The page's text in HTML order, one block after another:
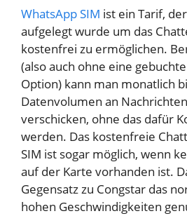
WhatsApp SIM ist ein Tarif,
aufgelegt wurde um das
kostenfrei zu ermöglichen.
(also auch ohne eine
Option) kann man monatlich
Datenvolumen an
verschicken, ohne das dafür
werden. Das kostenfreie
SIM ist sogar möglich, wenn
auf der Karte vorhanden ist.
Gegensatz zu Congstar das
hohen Geschwindigkeiten